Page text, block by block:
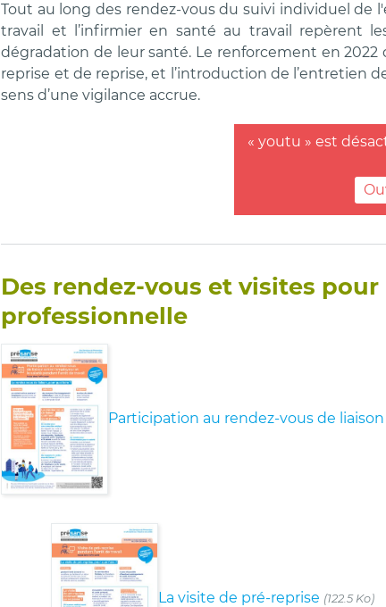
Tout au long des rendez-vous du suivi individuel de
travail et l’infirmier en santé au travail repèrent
dégradation de leur santé. Le renforcement en
reprise et de reprise, et l’introduction de l’entretien
sens d’une vigilance accrue.
« youtu » est
Des rendez-vous et visites
professionnelle
Participation au rendez-vous de liaison
La visite de pré-reprise (122.5 Ko)